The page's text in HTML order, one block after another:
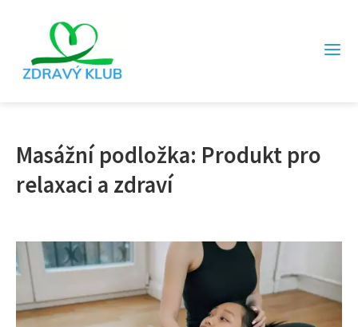
Masážní podložka: Produkt pro
relaxaci a zdraví